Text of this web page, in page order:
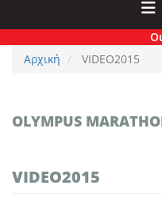
Οι
Αρχική
VIDEO2015
OLYMPUS
VIDEO2015